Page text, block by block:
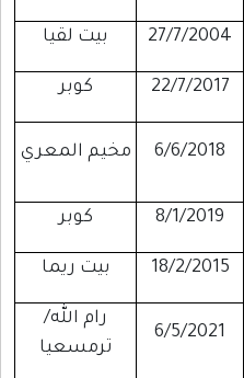
27/7/2004 بيت لقيا
22/7/2017 كوبر
6/6/2018 مخيم المعري
8/1/2019 كوبر
18/2/2015 بيت ريما
6/5/2021
رام الله/
ترمسعيا